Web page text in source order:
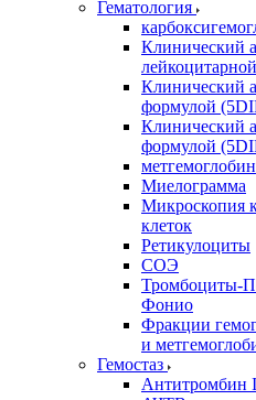
Гематология
Клинический
Клинический
формулой
Клинический
формулой
метгемоглобин
Миелограмма
Микроскопия
клеток
Ретикулоциты
СОЭ
Тромбоциты-
Фонио
Фракции
и
Гемостаз
Антитромбин